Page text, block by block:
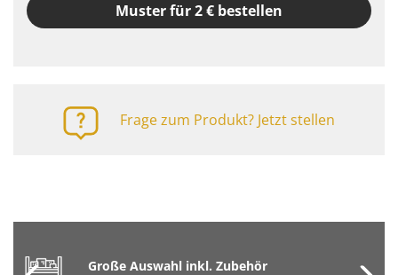
Muster für 2 € bestellen
Frage zum Produkt? Jetzt stellen
Große Auswahl inkl. Zubehör